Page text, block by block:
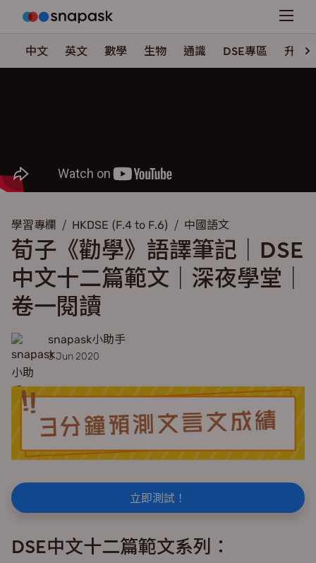
中文 英文 數學 生物 通識 DSE專區 升學
學習專欄 HKDSE (F.4 to F.6) 中國語文
荀子《勸學》語譯筆記｜DSE
中文十二篇範文｜深夜學堂｜
卷一閱讀
snapask小助手
3 Jun 2020
立即測試！
DSE中文十二篇範文系列：